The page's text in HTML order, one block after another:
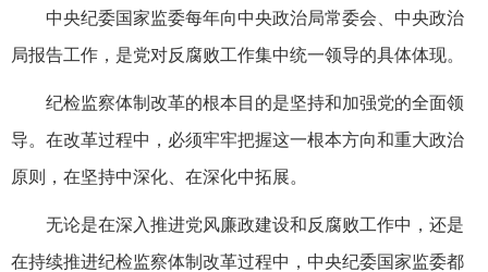
中央纪委国家监委每年向中央政治局常委会、中央政治
局报告工作，是党对反腐败工作集中统一领导的具体体现。
纪检监察体制改革的根本目的是坚持和加强党的全面领
导。在改革过程中，必须牢牢把握这一根本方向和重大政治
原则，在坚持中深化、在深化中拓展。
无论是在深入推进党风廉政建设和反腐败工作中，还是
在持续推进纪检监察体制改革过程中，中央纪委国家监委都